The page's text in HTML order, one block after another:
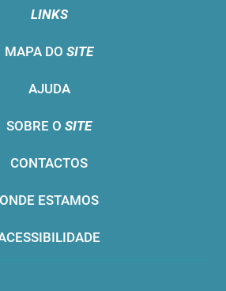
LINKS
MAPA DO SITE
AJUDA
SOBRE O SITE
CONTACTOS
ONDE ESTAMOS